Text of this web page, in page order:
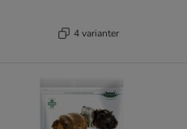
4 varianter